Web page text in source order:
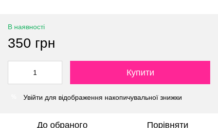
В наявності
350 грн
Купити
Увійти для відображення накопичувальної знижки
До обраного Порівняти